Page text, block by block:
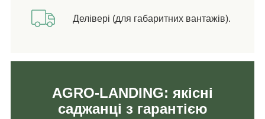
Делівері (для габаритних вантажів).
AGRO-LANDING: якісні
саджанці з гарантією